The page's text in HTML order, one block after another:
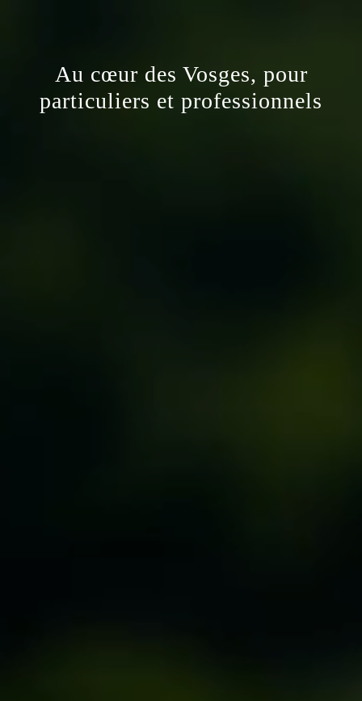
Au cœur des Vosges, pour
particuliers et professionnels